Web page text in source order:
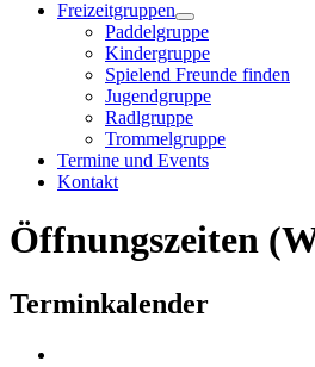
Freizeitgruppen
Paddelgruppe
Kindergruppe
Spielend Freunde finden
Jugendgruppe
Radlgruppe
Trommelgruppe
Termine und Events
Kontakt
Öffnungszeiten
Terminkalender